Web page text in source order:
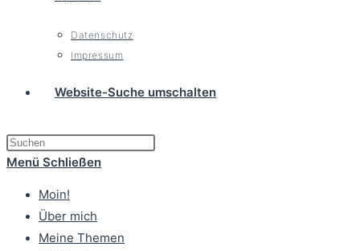
Datenschutz
Impressum
Website-Suche umschalten
Menü Schließen
Moin!
Über mich
Meine Themen